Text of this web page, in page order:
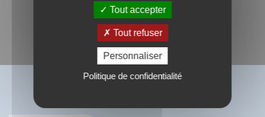
Tout accepter
Tout refuser
Personnaliser
Politique de confidentialité